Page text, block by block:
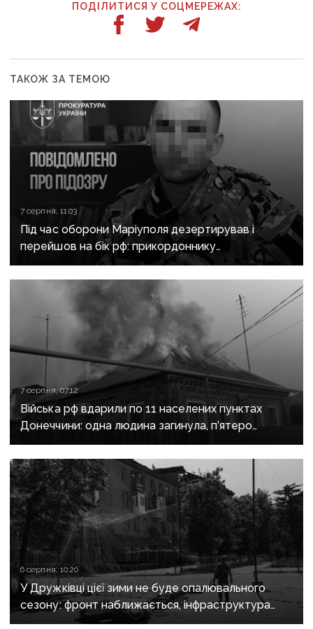
ПОДІЛИТИСЯ У СОЦМЕРЕЖАХ:
ТАКОЖ ЗА ТЕМОЮ
7 серпня, 11:03
Під час оборони Маріуполя дезертирував і
перейшов на бік рф: прикордоннику
з «Азовсталі» повідомили про підозру
7 серпня, 07:12
Війська рф вдарили по 11 населених пунктах
Донеччини: одна людина загинула, п’ятеро
поранені
6 серпня, 10:20
У Дружківці цієї зими не буде опалювального
сезону: фронт наближається, інфраструктура
критично зруйнована